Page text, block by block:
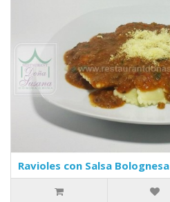
Ravioles con Salsa Bolognesa